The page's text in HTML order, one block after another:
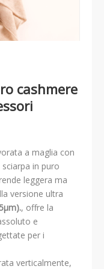
cashmere
a maglia con
in puro
leggera ma
versione ultra
, offre la
e
per i
verticalmente,